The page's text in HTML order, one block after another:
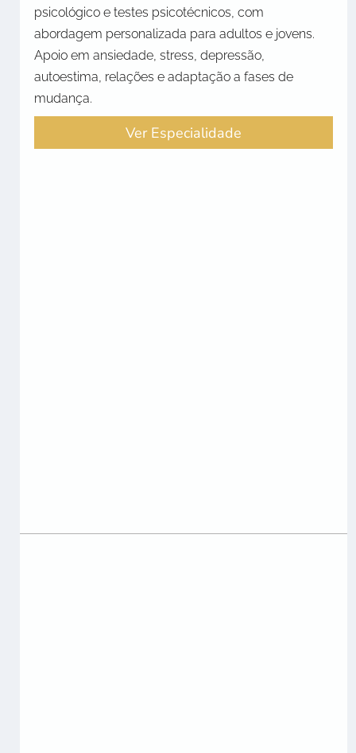
psicológico e testes psicotécnicos, com
abordagem personalizada para adultos e jovens.
Apoio em ansiedade, stress, depressão,
autoestima, relações e adaptação a fases de
mudança.
Ver Especialidade